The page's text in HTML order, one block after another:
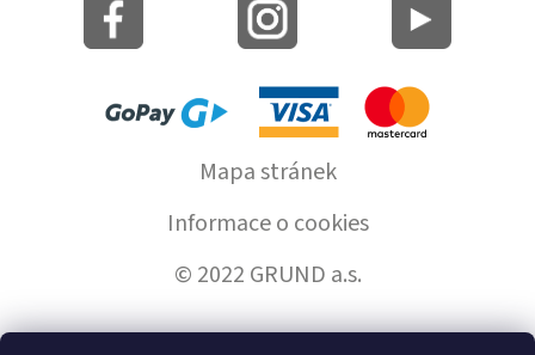
Mapa stránek
Informace o cookies
© 2022 GRUND a.s.